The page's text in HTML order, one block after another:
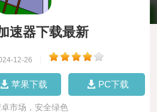
速器下载最新
12-26
苹果下载 PC下载
市场，安全绿色